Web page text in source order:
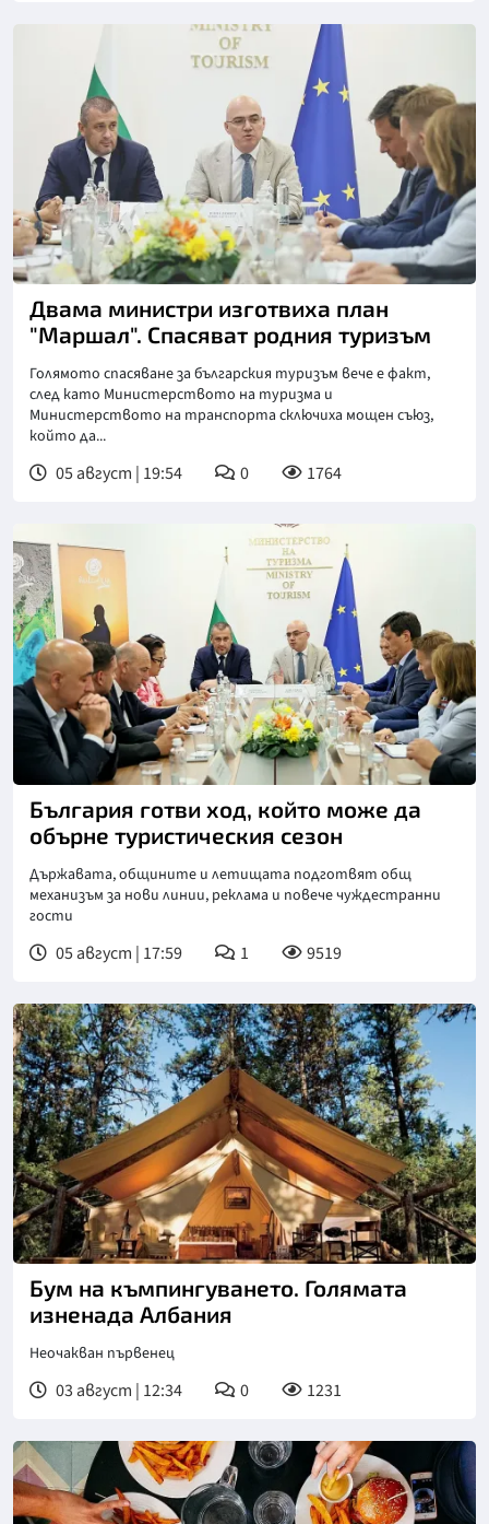
Двама министри изготвиха план
"Маршал". Спасяват родния туризъм
Голямото спасяване за българския туризъм вече е факт,
след като Министерството на туризма и
Министерството на транспорта сключиха мощен съюз,
който да...
05 август | 19:54 0 1764
България готви ход, който може да
обърне туристическия сезон
Държавата, общините и летищата подготвят общ
механизъм за нови линии, реклама и повече чуждестранни
гости
05 август | 17:59 1 9519
Бум на къмпингуването. Голямата
изненада Албания
Неочакван първенец
03 август | 12:34 0 1231